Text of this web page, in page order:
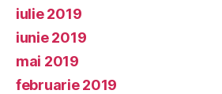
iulie 2019
iunie 2019
mai 2019
februarie 2019